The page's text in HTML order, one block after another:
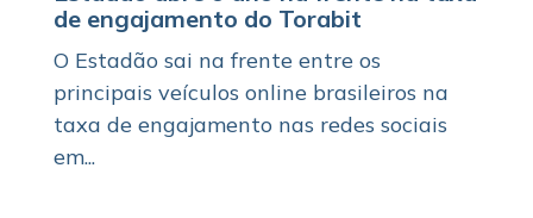
de engajamento do Torabit
O Estadão sai na frente entre os
principais veículos online brasileiros na
taxa de engajamento nas redes sociais
em...